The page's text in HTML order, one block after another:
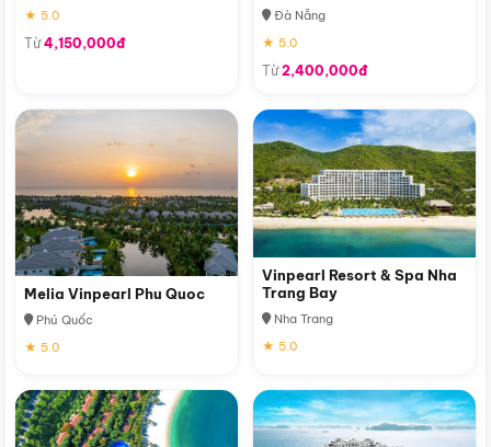
★ 5.0
Từ4,150,000đ
Đà Nẵng
★ 5.0
Từ2,400,000đ
Melia Vinpearl Phu Quoc
Phú Quốc
★ 5.0
Vinpearl Resort & Spa Nha
Trang Bay
Nha Trang
★ 5.0